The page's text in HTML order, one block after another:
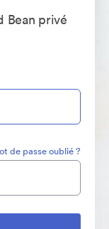
Bean privé
de passe oublié ?